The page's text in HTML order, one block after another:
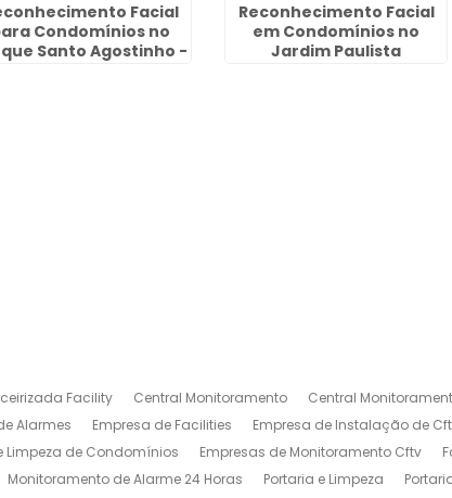
Facial
Condomínios no
Santo Agostinho -
Reconhecimento Facial
em Condomínios no
Jardim Paulista
Facility Central Monitoramento Central
Alarmes Empresa de Facilities Empresa de Instalação de
Limpeza de Condomínios Empresas de Monitoramento Cftv
Monitoramento de Alarme 24 Horas Portaria e Limpeza